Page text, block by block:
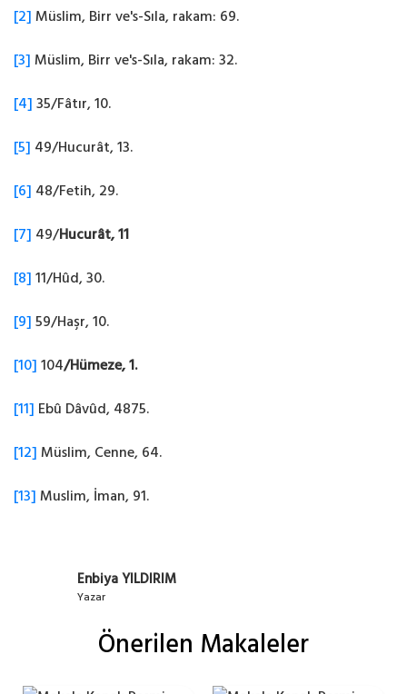
[2] Müslim, Birr ve's-Sıla, rakam: 69.
[3] Müslim, Birr ve's-Sıla, rakam: 32.
[4] 35/Fâtır, 10.
[5] 49/Hucurât, 13.
[6] 48/Fetih, 29.
[7] 49/Hucurât, 11
[8] 11/Hûd, 30.
[9] 59/Haşr, 10.
[10] 104/Hümeze, 1.
[11] Ebû Dâvûd, 4875.
[12] Müslim, Cenne, 64.
[13] Muslim, İman, 91.
Enbiya YILDIRIM
Yazar
Önerilen Makaleler